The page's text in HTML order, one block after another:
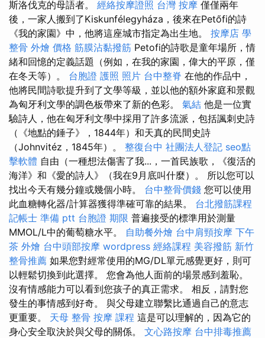
斯洛伐克的母語者。 經絡按摩證照 台灣 按摩 僅僅兩年
後，一家人搬到了Kiskunfélegyháza，後來在Petőfi的詩
《我的家園》中，他將這座城市指定為出生地。 按摩店 學
整骨 外燴 價格 筋膜沾黏撥筋 Petofi的詩歌是童年場所，情
緒和回憶的定義話題（例如，在我的家園，偉大的平原，僅
在冬天等）。 台胞證 護照 照片 台中整脊 在他的作品中，
他將民間詩歌提升到了文學等級，並以他的額外家庭和景觀
為匈牙利文學的調色板帶來了新的色彩。 氣結 他是一位實
驗詩人，他在匈牙利文學中採用了許多流派，包括諷刺史詩
（《地點的錘子》，1844年）和天真的民間史詩
（Johnvitéz，1845年）。 整復台中 社團法人登記 seo點
擊軟體 自由（一種想法傷害了我...，一首民族歌，《復活的
海洋》和《愛的詩人》（我在9月底叫什麼）。 所以您可以
找出今天有幾分鐘或幾個小時。 台中整骨價錢 您可以使用
此血糖轉化器/計算器獲得準確可靠的結果。 台北撥筋課程
記帳士 準備 ptt 台胞證 期限 普遍接受的標準用於測量
MMOL/L中的葡萄糖水平。 自助餐外燴 台中肩頸按摩 下午
茶 外燴 台中頭部按摩 wordpress 經絡課程 美容撥筋 新竹
整骨推薦 如果您對經常使用的MG/DL單元感覺更好，則可
以輕鬆切換到此選擇。 您會為他人面前的場景感到羞恥。
沒有情感能力可以看到您孩子的真正需求。 相反，請對您
發生的事情感到好奇。 與父母建立聯繫比通過自己的意志
更重要。 天母 整骨 按摩 課程 這是可以理解的，因為它的
身心安全取決於與父母的關係。 文心路按摩 台中排毒推薦